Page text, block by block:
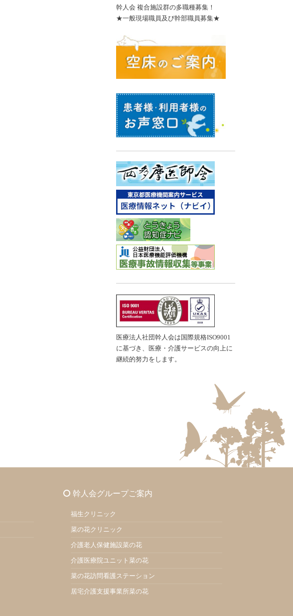
幹人会 複合施設群の多職種募集！
★一般現場職員及び幹部職員募集★
医療法人社団幹人会は国際規格ISO9001
に基づき、医療・介護サービスの向上に
継続的努力をします。
幹人会グループご案内
福生クリニック
菜の花クリニック
介護老人保健施設菜の花
介護医療院ユニット菜の花
菜の花訪問看護ステーション
居宅介護支援事業所菜の花